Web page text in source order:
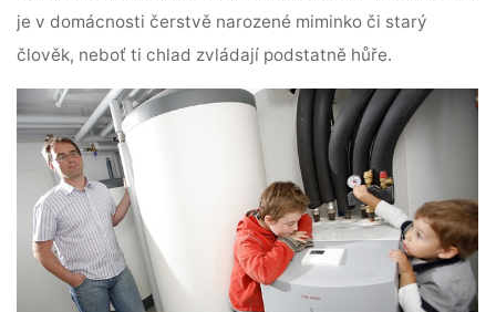
je v domácnosti čerstvě narozené miminko či starý
člověk, neboť ti chlad zvládají podstatně hůře.